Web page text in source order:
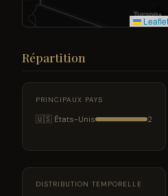
Leaflet
Répartition
PRINCIPAUX PAYS
🇺🇸 États-Unis 2
DISTRIBUTION TEMPORELLE